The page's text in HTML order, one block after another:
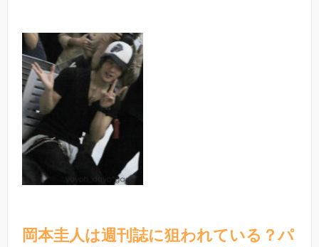
岡本圭人は週刊誌に狙われている？パ